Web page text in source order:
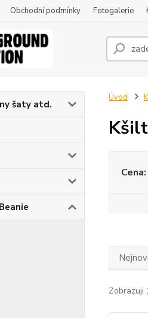
Obchodní podmínky Fotogalerie
šaty atd.
Úvod
Cena:
Zobrazuji